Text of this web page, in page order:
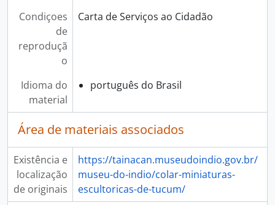
Condiçoes
de
reproduçã
o
Carta de Serviços ao Cidadão
Idioma do
material
português do Brasil
Área de materiais associados
Existência e
localização
de originais
https://tainacan.museudoindio.gov.br/
museu-do-indio/colar-miniaturas-
escultoricas-de-tucum/